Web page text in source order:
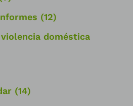
(12)
doméstica
(14)